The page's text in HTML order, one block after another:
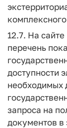
12.7. На
перечень
доступности
необходимых
запроса на
документов